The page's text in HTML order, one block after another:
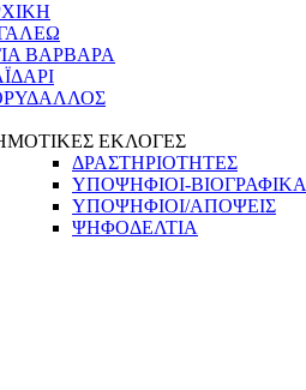
ΒΑΡΒΑΡΑ
ΕΚΛΟΓΕΣ
ΔΡΑΣΤΗΡΙΟΤΗΤΕΣ
ΥΠΟΨΗΦΙΟΙ-ΒΙΟΓΡΑΦΙΚΑ
ΥΠΟΨΗΦΙΟΙ/ΑΠΟΨΕΙΣ
ΨΗΦΟΔΕΛΤΙΑ